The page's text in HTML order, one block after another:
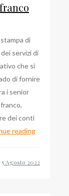
di
servizi di
che si
di fornire
i senior
dei conti
readingComunicato